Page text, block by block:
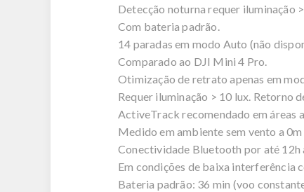
Detecção noturna requer iluminação
Com bateria padrão.
14 paradas em modo Auto (não
Comparado ao DJI Mini 4 Pro.
Otimização de retrato apenas em
Requer iluminação > 10 lux. Retorno
ActiveTrack recomendado em áreas
Medido em ambiente sem vento a
Conectividade Bluetooth por até 12h
Em condições de baixa interferência
Bateria padrão: 36 min (voo